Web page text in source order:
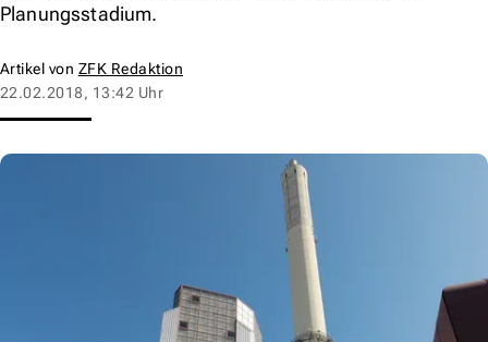
Planungsstadium.
Artikel von ZFK Redaktion
22.02.2018, 13:42 Uhr